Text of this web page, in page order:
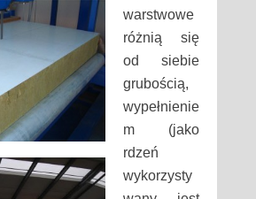
warstwowe
różnią się
od siebie
grubością,
wypełnienie
m (jako
rdzeń
wykorzysty